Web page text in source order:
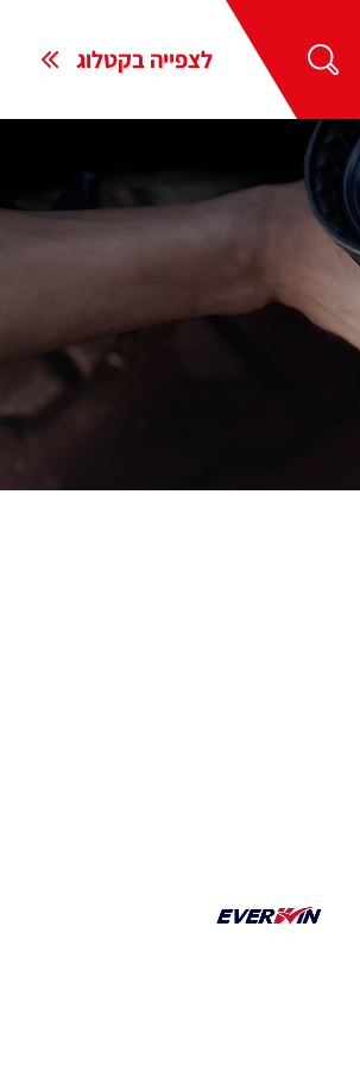
לצפייה בקטלוג